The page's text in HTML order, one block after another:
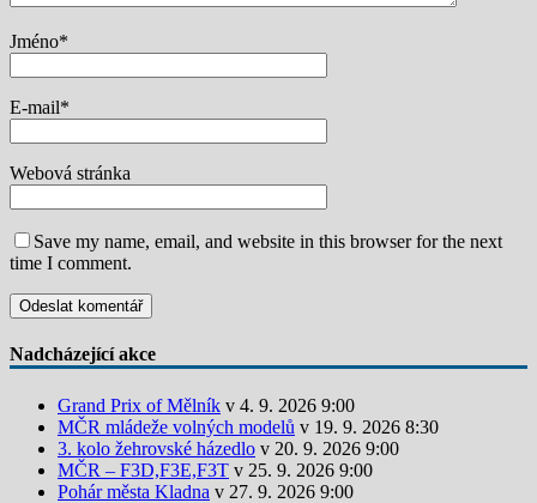
Jméno*
E-mail*
Webová stránka
Save my name, email, and website in this browser for the next
time I comment.
Nadcházející akce
Grand Prix of Mělník v 4. 9. 2026 9:00
MČR mládeže volných modelů v 19. 9. 2026 8:30
3. kolo žehrovské házedlo v 20. 9. 2026 9:00
MČR – F3D,F3E,F3T v 25. 9. 2026 9:00
Pohár města Kladna v 27. 9. 2026 9:00